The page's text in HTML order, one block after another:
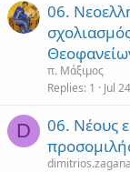
06.
π. Μάξιμος
Replies 1 Jul
D
06. Νέους